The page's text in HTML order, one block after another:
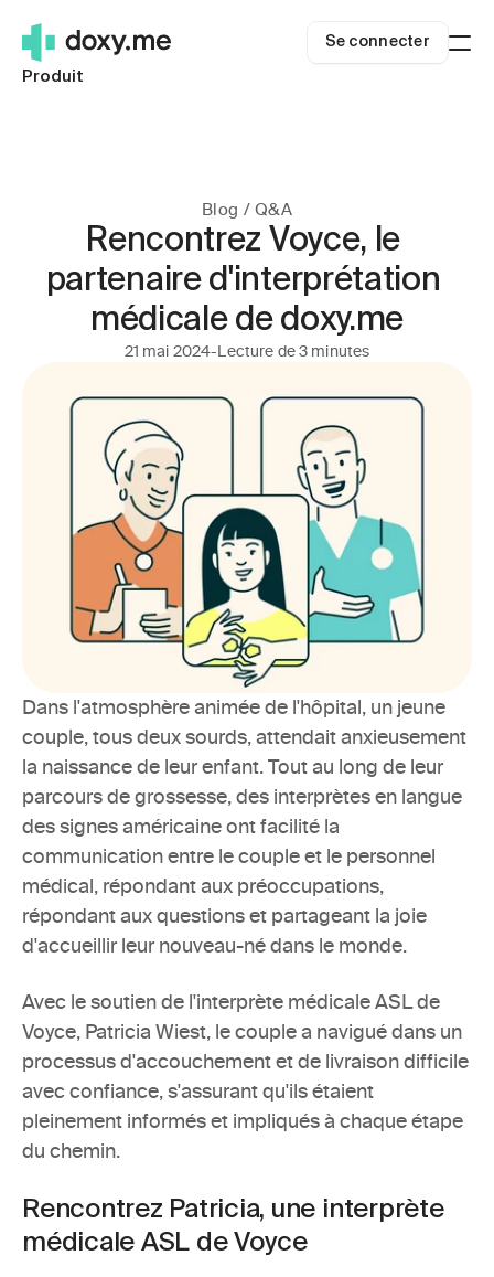
Se connecter
Produit
Centre d'aide
Carrières
Succès de la télésanté
Sécurité
Se connecter
Commencer
Blog / Q&A
Rencontrez Voyce, le
partenaire d'interprétation
médicale de doxy.me
21 mai 2024-Lecture de 3 minutes
Dans l'atmosphère animée de l'hôpital, un jeune
couple, tous deux sourds, attendait anxieusement
la naissance de leur enfant. Tout au long de leur
parcours de grossesse, des interprètes en langue
des signes américaine ont facilité la
communication entre le couple et le personnel
médical, répondant aux préoccupations,
répondant aux questions et partageant la joie
d'accueillir leur nouveau-né dans le monde.
Avec le soutien de l'interprète médicale ASL de
Voyce, Patricia Wiest, le couple a navigué dans un
processus d'accouchement et de livraison difficile
avec confiance, s'assurant qu'ils étaient
pleinement informés et impliqués à chaque étape
du chemin.
Rencontrez Patricia, une interprète
médicale ASL de Voyce